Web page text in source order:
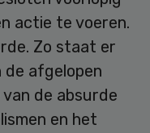
actie te voeren.
Zo staat er
de afgelopen
de absurde
en het